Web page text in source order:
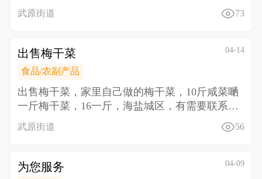
中晚三餐，客户稳定，因要带孩子没
武原街道 73
出售梅干菜 04-14
食品/农副产品
出售 梅干菜，家里自己做的梅干菜，10斤咸菜嗮
一斤梅干菜，16一斤，海盐城区，有需要联系13
武原街道 56
为您服务 04-09